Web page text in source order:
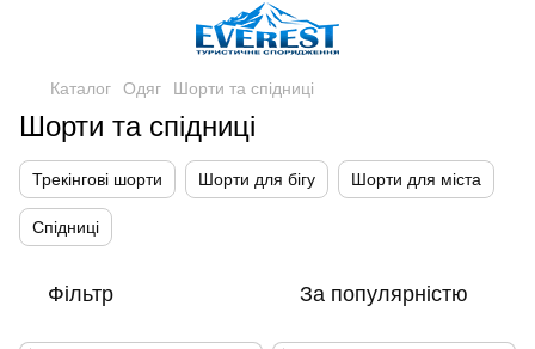
Каталог Одяг Шорти та спідниці
Шорти та спідниці
Трекінгові шорти Шорти для бігу Шорти для міста
Спідниці
Фільтр За популярністю